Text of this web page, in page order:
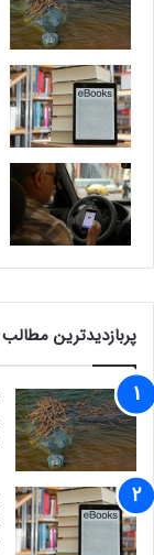
پربازدیدترین مطالب